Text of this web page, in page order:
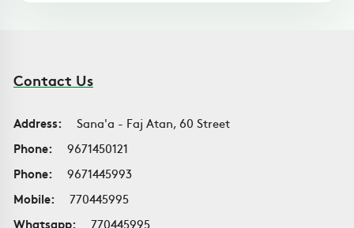
Contact Us
Address:
Sana'a - Faj Atan, 60 Street
Phone:
9671450121
Phone:
9671445993
Mobile:
770445995
Whatsapp:
770445995